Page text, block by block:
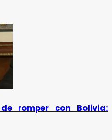
romper con Bolivia: